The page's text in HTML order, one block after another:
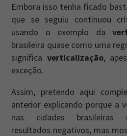
Embora isso tenha ficado
que se seguiu continuou
usando o exemplo da
brasileira quase como uma
significa verticalização,
exceção.
Assim, pretendo aqui
anterior explicando porque a
nas cidades brasileiras
resultados negativos, mas